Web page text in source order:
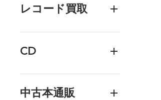
レコード買取
CD
中古本通販